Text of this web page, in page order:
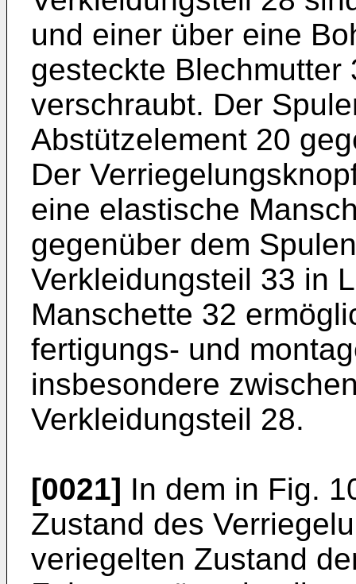
und einer über eine
gesteckte Blechmutter
verschraubt. Der
Abstützelement 20
Der
eine elastische
gegenüber dem
Verkleidungsteil 33 in
Manschette 32
fertigungs- und
insbesondere
Verkleidungsteil 28.
[0021] In dem in Fig.
Zustand des
veriegelten Zustand